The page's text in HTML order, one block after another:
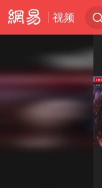
视频
Play